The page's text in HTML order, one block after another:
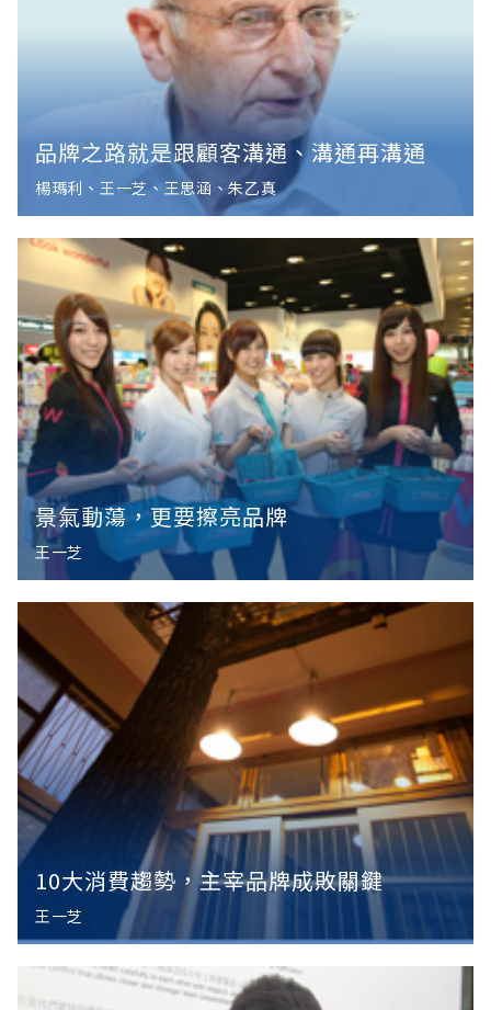
品牌之路就是跟顧客溝通、溝通再溝通
楊瑪利、王一芝、王思涵、朱乙真
景氣動蕩，更要擦亮品牌
王一芝
10大消費趨勢，主宰品牌成敗關鍵
王一芝